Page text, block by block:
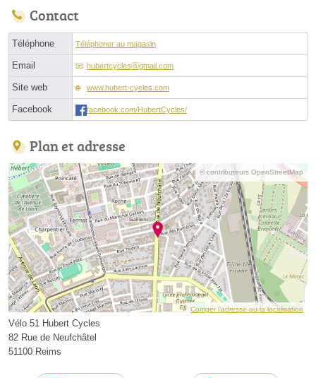
Contact
Téléphone Téléphoner au magasin
Email hubertcyclesⓐgmail.com
Site web www.hubert-cycles.com
Facebook facebook.com/HubertCycles/
Plan et adresse
© contributeurs OpenStreetMap
Corriger l’adresse ou la localisation
Vélo 51 Hubert Cycles
82 Rue de Neufchâtel
51100 Reims